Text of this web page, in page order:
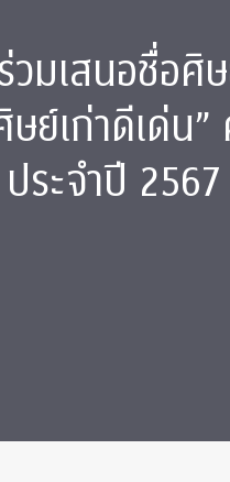
มเสนอชื่อศิษ
ษย์เก่าดีเด่น
ระจำปี 2567